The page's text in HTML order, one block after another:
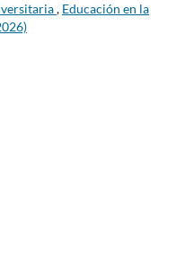
, Educación en la